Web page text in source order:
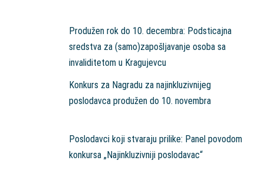
Produžen rok do 10. decembra: Podsticajna
sredstva za (samo)zapošljavanje osoba sa
invaliditetom u Kragujevcu
Konkurs za Nagradu za najinkluzivnijeg
poslodavca produžen do 10. novembra
Poslodavci koji stvaraju prilike: Panel povodom
konkursa „Najinkluzivniji poslodavac“